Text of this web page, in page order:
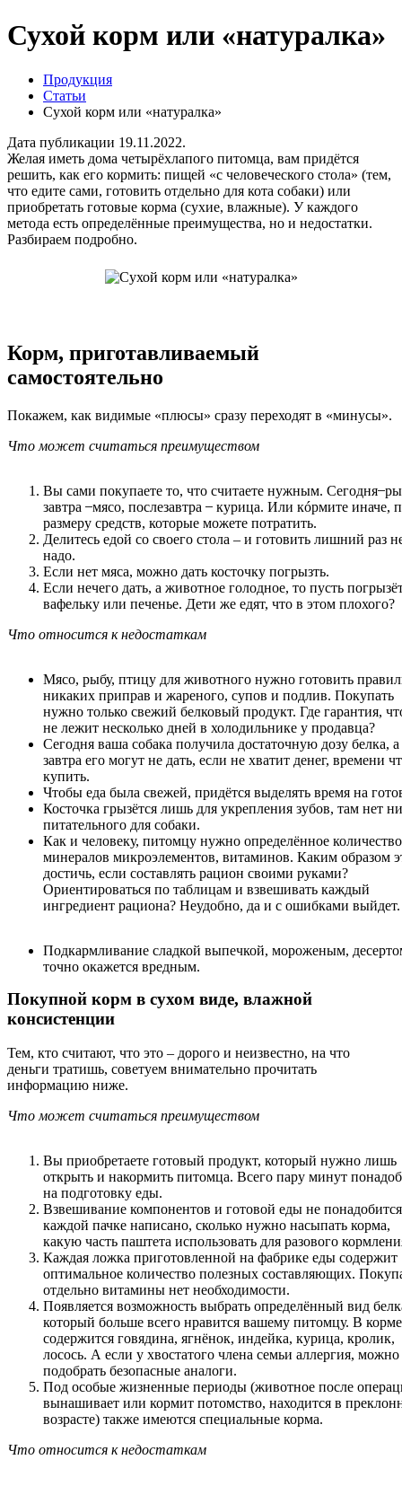
Сухой корм или «натуралка»
Продукция
Статьи
Сухой корм или «натуралка»
Дата публикации 19.11.2022.
Желая иметь дома четырёхлапого питомца, вам придётся
решить, как его кормить: пищей «с человеческого стола» (тем,
что едите сами, готовить отдельно для кота собаки) или
приобретать готовые корма (сухие, влажные). У каждого
метода есть определённые преимущества, но и недостатки.
Разбираем подробно.
Корм, приготавливаемый
самостоятельно
Покажем, как видимые «плюсы» сразу переходят в «минусы».
Что может считаться преимуществом
Вы сами покупаете то, что считаете нужным. Сегодня
завтра ̶ мясо, послезавтра ̶ курица. Или кóрмите иначе,
размеру средств, которые можете потратить.
Делитесь едой со своего стола – и готовить лишний раз
надо.
Если нет мяса, можно дать косточку погрызть.
Если нечего дать, а животное голодное, то пусть
вафельку или печенье. Дети же едят, что в этом плохого?
Что относится к недостаткам
Мясо, рыбу, птицу для животного нужно готовить
никаких приправ и жареного, супов и подлив. Покупать
нужно только свежий белковый продукт. Где гарантия,
не лежит несколько дней в холодильнике у продавца?
Сегодня ваша собака получила достаточную дозу белка, а
завтра его могут не дать, если не хватит денег, времени
купить.
Чтобы еда была свежей, придётся выделять время на
Косточка грызётся лишь для укрепления зубов, там нет
питательного для собаки.
Как и человеку, питомцу нужно определённое количество
минералов микроэлементов, витаминов. Каким образом
достичь, если составлять рацион своими руками?
Ориентироваться по таблицам и взвешивать каждый
ингредиент рациона? Неудобно, да и с ошибками выйдет.
Подкармливание сладкой выпечкой, мороженым,
точно окажется вредным.
Покупной корм в сухом виде, влажной
консистенции
Тем, кто считают, что это – дорого и неизвестно, на что
деньги тратишь, советуем внимательно прочитать
информацию ниже.
Что может считаться преимуществом
Вы приобретаете готовый продукт, который нужно лишь
открыть и накормить питомца. Всего пару минут
на подготовку еды.
Взвешивание компонентов и готовой еды не
каждой пачке написано, сколько нужно насыпать корма,
какую часть паштета использовать для разового
Каждая ложка приготовленной на фабрике еды содержит
оптимальное количество полезных составляющих.
отдельно витамины нет необходимости.
Появляется возможность выбрать определённый вид
который больше всего нравится вашему питомцу. В корме
содержится говядина, ягнёнок, индейка, курица, кролик,
лосось. А если у хвостатого члена семьи аллергия, можно
подобрать безопасные аналоги.
Под особые жизненные периоды (животное после
вынашивает или кормит потомство, находится в
возрасте) также имеются специальные корма.
Что относится к недостаткам